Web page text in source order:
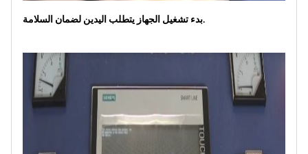
بدء تشغيل الجهاز يتطلب اليدين لضمان السلامة.